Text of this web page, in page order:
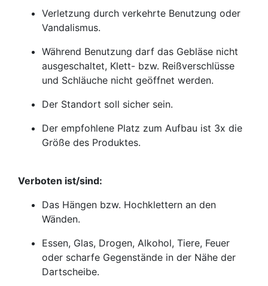
Verletzung durch verkehrte Benutzung oder
Vandalismus.
Während Benutzung darf das Gebläse nicht
ausgeschaltet, Klett- bzw. Reißverschlüsse
und Schläuche nicht geöffnet werden.
Der Standort soll sicher sein.
Der empfohlene Platz zum Aufbau ist 3x die
Größe des Produktes.
Verboten ist/sind:
Das Hängen bzw. Hochklettern an den
Wänden.
Essen, Glas, Drogen, Alkohol, Tiere, Feuer
oder scharfe Gegenstände in der Nähe der
Dartscheibe.